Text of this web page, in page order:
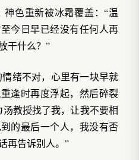
色重新被冰霜覆盖：“温
今日早已经没有任何人再
干什么？”
绪不对，心里有一块早就
逢时再度浮起，然后碎裂
教授找了我，让我不要相
的最后一个人，我没有否
再告诉别人。”